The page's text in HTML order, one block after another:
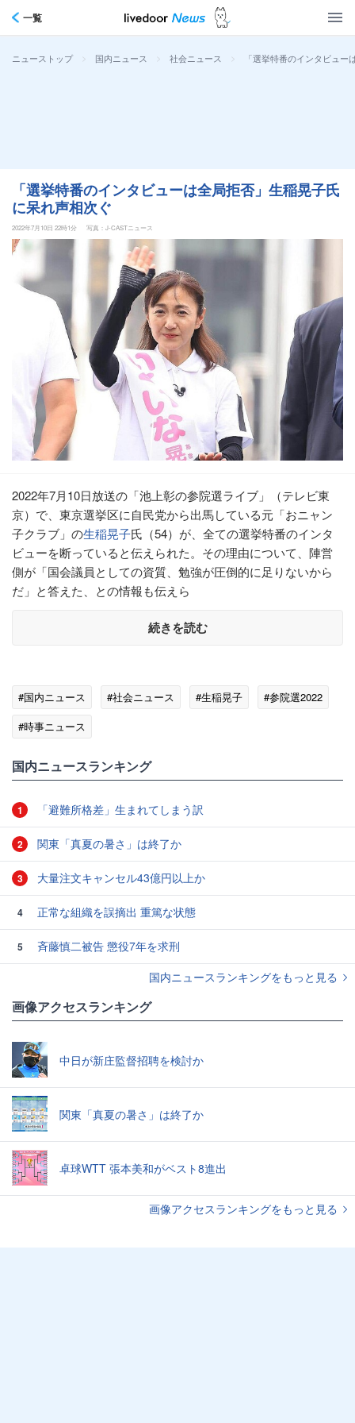
一覧
ニューストップ > 国内ニュース > 社会ニュース > 「選挙特番のインタビュ
「選挙特番のインタビューは全局拒否」生稲晃子氏
に呆れ声相次ぐ
2022年7月10日 22時1分 写真：J-CASTニュース
2022年7月10日放送の「池上彰の参院選ライブ」（テレビ東
京）で、東京選挙区に自民党から出馬している元「おニャン
子クラブ」の生稲晃子氏（54）が、全ての選挙特番のインタ
ビューを断っていると伝えられた。その理由について、陣営
側が「国会議員としての資質、勉強が圧倒的に足りないから
だ」と答えた、との情報も伝えら
続きを読む
#国内ニュース #社会ニュース #生稲晃子
#参院選2022
#時事ニュース
国内ニュースランキング
1 「避難所格差」生まれてしまう訳
2 関東「真夏の暑さ」は終了か
3 大量注文キャンセル43億円以上か
4 正常な組織を誤摘出 重篤な状態
5
斉藤慎二被告 懲役7年を求刑
国内ニュースランキングをもっと見る
画像アクセスランキング
中日が新庄監督招聘を検討か
関東「真夏の暑さ」は終了か
卓球WTT 張本美和がベスト8進出
画像アクセスランキングをもっと見る